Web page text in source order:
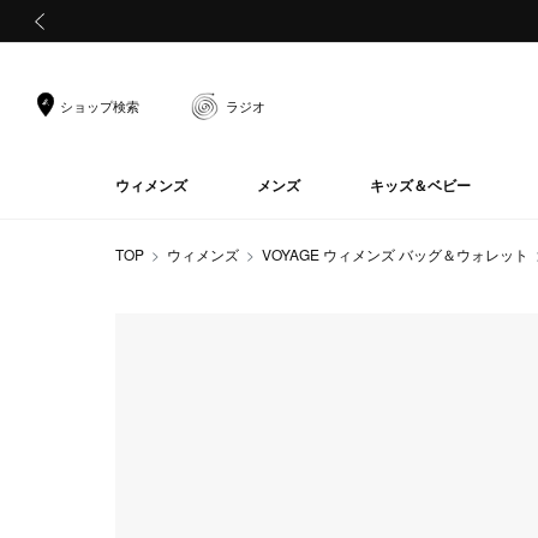
ショップ検索 ラジオ
ウィメンズ メンズ キッズ＆ベビー
TOP ウィメンズ VOYAGE ウィメンズ バッグ＆ウォレット